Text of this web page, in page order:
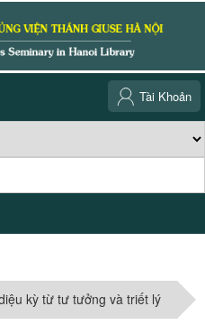
Tài Khoản
kỳ từ tư tưởng và triết lý